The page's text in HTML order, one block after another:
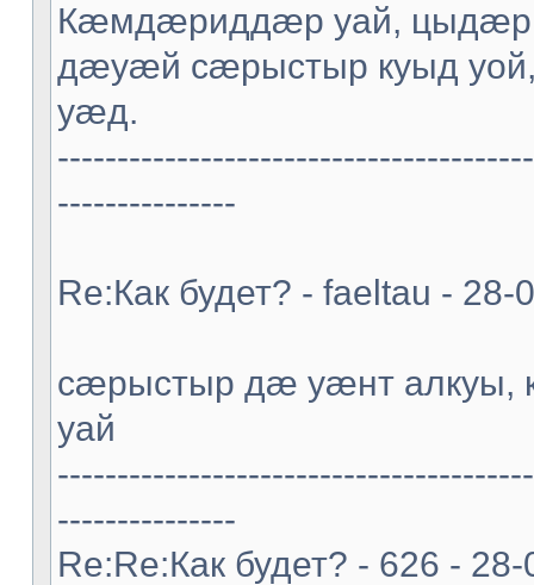
Кæмдæриддæр уай,
дæуæй сæрыстыр куыд
уæд.
---------------
Re:Как будет? - faeltau - 28-
cæрыстыр дæ уæнт
уай
---------------
Re:Re:Как будет? - 626 -